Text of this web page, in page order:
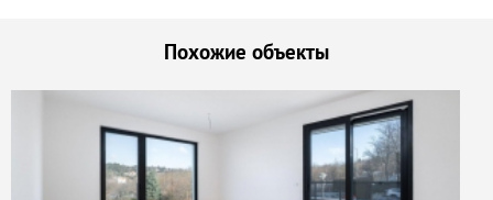
Похожие объекты